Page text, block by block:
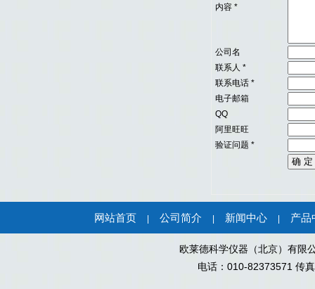
内容 *
公司名
联系人 *
联系电话 *
电子邮箱
QQ
阿里旺旺
验证问题 *
网站首页 公司简介 新闻中心 产品
欧莱德科学仪器（北京）有限
电话：010-82373571 传